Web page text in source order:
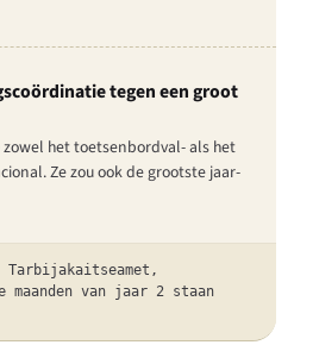
tegen een groot
zowel het toetsenbordval- als het
Ze zou ook de grootste jaar-
Tarbijakaitseamet,
van jaar 2 staan